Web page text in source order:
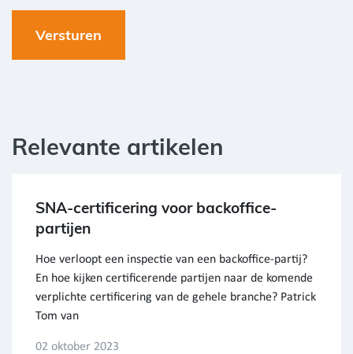
Relevante artikelen
SNA-certificering voor backoffice-
partijen
Hoe verloopt een inspectie van een backoffice-partij?
En hoe kijken certificerende partijen naar de komende
verplichte certificering van de gehele branche? Patrick
Tom van
02 oktober 2023